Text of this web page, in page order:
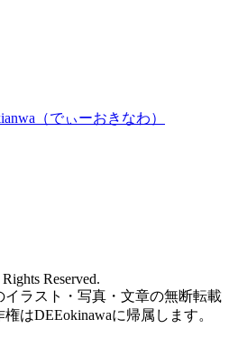
Reserved.
ラスト・写真・文章の無断転載
はDEEokinawaに帰属します。